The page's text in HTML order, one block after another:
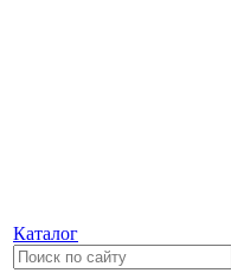
Каталог